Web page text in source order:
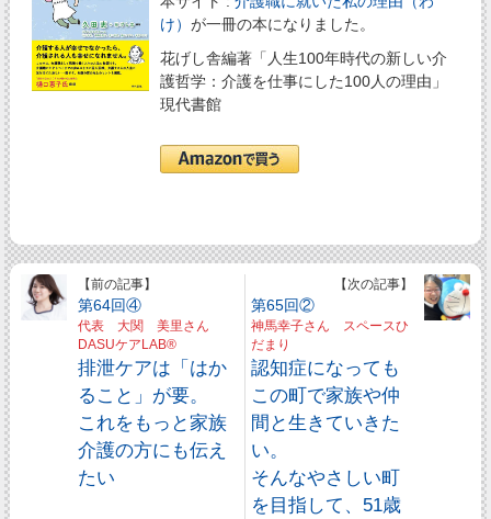
け） が一冊の本になりました。
花げし舎編著「人生100年時代の新しい介
護哲学：介護を仕事にした100人の理由」
現代書館
【前の記事】
第64回④
代表 大関 美里さん
DASUケアLAB®
排泄ケアは「はか
ること」が要。
これをもっと家族
介護の方にも伝え
たい
【次の記事】
第65回②
神馬幸子さん スペースひ
だまり
認知症になっても
この町で家族や仲
間と生きていきた
い。
そんなやさしい町
を目指して、51歳